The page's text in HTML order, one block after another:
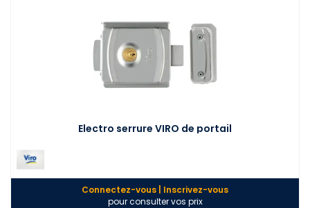
Electro serrure VIRO de portail
Connectez-vous | Inscrivez-vous
pour consulter vos prix